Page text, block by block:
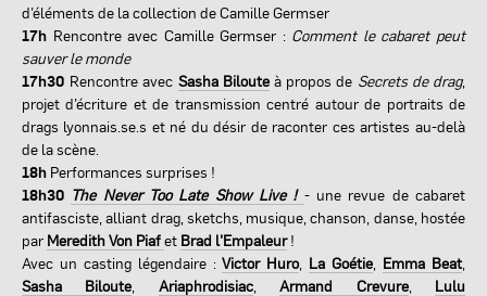
d’éléments de la collection de Camille Germser
17h Rencontre avec Camille Germser : Comment le cabaret peut
sauver le monde
17h30 Rencontre avec Sasha Bilouteà propos de Secrets de drag,
projet d’écriture et de transmission centré autour de portraits de
drags lyonnais.se.s et né du désir de raconter ces artistes au-delà
de la scène.
18h Performances surprises !
18h30 The Never Too Late Show Live ! - une revue de cabaret
antifasciste, alliant drag, sketchs, musique, chanson, danse, hostée
par Meredith Von Piafet Brad l’Empaleur!
Avec un casting légendaire :Victor Huro, La Goétie Emma Beat
Sasha Biloute
Ariaphrodisiac,Armand Crevure, Lulu